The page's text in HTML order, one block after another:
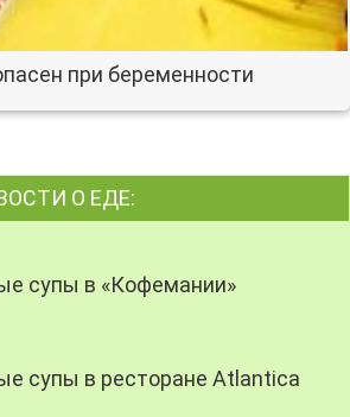
при беременности
О ЕДЕ:
супы в «Кофемании»
супы в ресторане Atlantica